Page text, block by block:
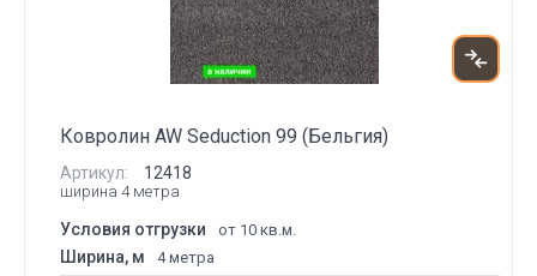
Ковролин AW Seduction 99 (Бельгия)
Артикул: 12418
ширина 4 метра
Условия отгрузки от 10 кв.м.
Ширина, м 4 метра